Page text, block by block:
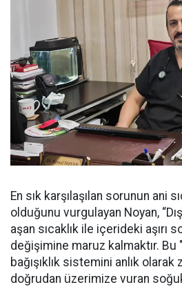
En sık karşılaşılan sorunun ani
olduğunu vurgulayan Noyan,
aşan sıcaklık ile içerideki aşırı
değişimine maruz kalmaktır. Bu
bağışıklık sistemini anlık olarak
doğrudan üzerimize vuran